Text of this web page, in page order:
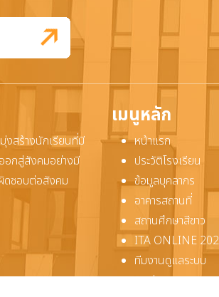
งสร้างนักเรียนที่มี
อกสู่สังคมอย่างมี
ดชอบต่อสังคม
เมนูหลัก
หน้าแรก
ประวัติโรงเรียน
ข้อมูลบุคลากร
อาคารสถานที่
สถานศึกษาสีขาว
ITA ONLINE
ทีมงานดูแลระบบ
ติดต่อเรา